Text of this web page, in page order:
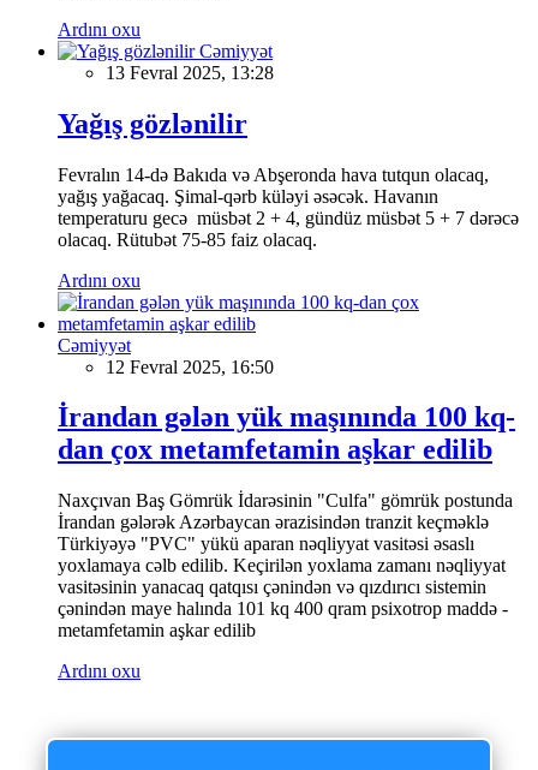
Ardını oxu
Cəmiyyət
13 Fevral 2025, 13:28
Yağış gözlənilir
Fevralın 14-də Bakıda və Abşeronda hava tutqun olacaq,
yağış yağacaq. Şimal-qərb küləyi əsəcək. Havanın
temperaturu gecə müsbət 2 + 4, gündüz müsbət 5 + 7 dərəcə
olacaq. Rütubət 75-85 faiz olacaq.
Ardını oxu
Cəmiyyət
12 Fevral 2025, 16:50
İrandan gələn yük maşınında 100 kq-
dan çox metamfetamin aşkar edilib
Naxçıvan Baş Gömrük İdarəsinin "Culfa" gömrük postunda
İrandan gələrək Azərbaycan ərazisindən tranzit keçməklə
Türkiyəyə "PVC" yükü aparan nəqliyyat vasitəsi əsaslı
yoxlamaya cəlb edilib. Keçirilən yoxlama zamanı nəqliyyat
vasitəsinin yanacaq qatqısı çənindən və qızdırıcı sistemin
çənindən maye halında 101 kq 400 qram psixotrop maddə -
metamfetamin aşkar edilib
Ardını oxu